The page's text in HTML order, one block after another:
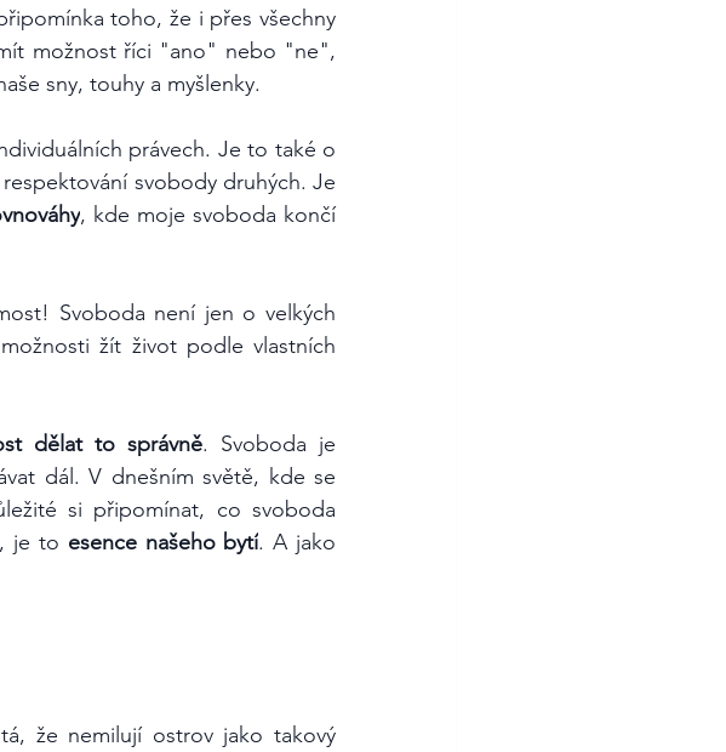
toho, že i přes všechny
možnost říci "ano" nebo "ne",
sny, touhy a myšlenky.
svobody druhých. Je
, kde moje svoboda končí
Svoboda není jen o velkých
žít život podle vlastních
dělat to správně. Svoboda je
dál. V dnešním světě, kde se
si připomínat, co svoboda
je to esence našeho bytí. A jako
že nemilují ostrov jako takový